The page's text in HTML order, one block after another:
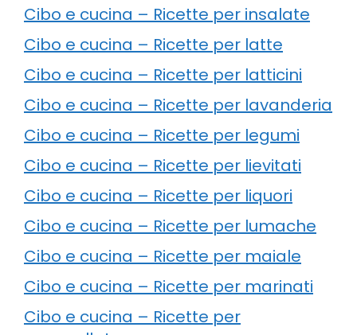
Cibo e cucina – Ricette per insalate
Cibo e cucina – Ricette per latte
Cibo e cucina – Ricette per latticini
Cibo e cucina – Ricette per lavanderia
Cibo e cucina – Ricette per legumi
Cibo e cucina – Ricette per lievitati
Cibo e cucina – Ricette per liquori
Cibo e cucina – Ricette per lumache
Cibo e cucina – Ricette per maiale
Cibo e cucina – Ricette per marinati
Cibo e cucina – Ricette per